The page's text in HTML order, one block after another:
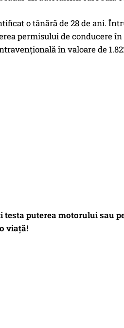
o tânără de 28 de ani.
permisului de conducere
în valoare de
puterea motorului sau
viață!